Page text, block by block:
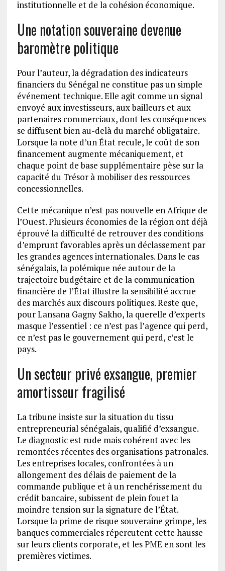
institutionnelle et de la cohésion économique.
Une notation souveraine devenue
baromètre politique
Pour l’auteur, la dégradation des indicateurs
financiers du Sénégal ne constitue pas un simple
événement technique. Elle agit comme un signal
envoyé aux investisseurs, aux bailleurs et aux
partenaires commerciaux, dont les conséquences
se diffusent bien au-delà du marché obligataire.
Lorsque la note d’un État recule, le coût de son
financement augmente mécaniquement, et
chaque point de base supplémentaire pèse sur la
capacité du Trésor à mobiliser des ressources
concessionnelles.
Cette mécanique n’est pas nouvelle en Afrique de
l’Ouest. Plusieurs économies de la région ont déjà
éprouvé la difficulté de retrouver des conditions
d’emprunt favorables après un déclassement par
les grandes agences internationales. Dans le cas
sénégalais, la polémique née autour de la
trajectoire budgétaire et de la communication
financière de l’État illustre la sensibilité accrue
des marchés aux discours politiques. Reste que,
pour Lansana Gagny Sakho, la querelle d’experts
masque l’essentiel : ce n’est pas l’agence qui perd,
ce n’est pas le gouvernement qui perd, c’est le
pays.
Un secteur privé exsangue, premier
amortisseur fragilisé
La tribune insiste sur la situation du tissu
entrepreneurial sénégalais, qualifié d’exsangue.
Le diagnostic est rude mais cohérent avec les
remontées récentes des organisations patronales.
Les entreprises locales, confrontées à un
allongement des délais de paiement de la
commande publique et à un renchérissement du
crédit bancaire, subissent de plein fouet la
moindre tension sur la signature de l’État.
Lorsque la prime de risque souveraine grimpe, les
banques commerciales répercutent cette hausse
sur leurs clients corporate, et les PME en sont les
premières victimes.